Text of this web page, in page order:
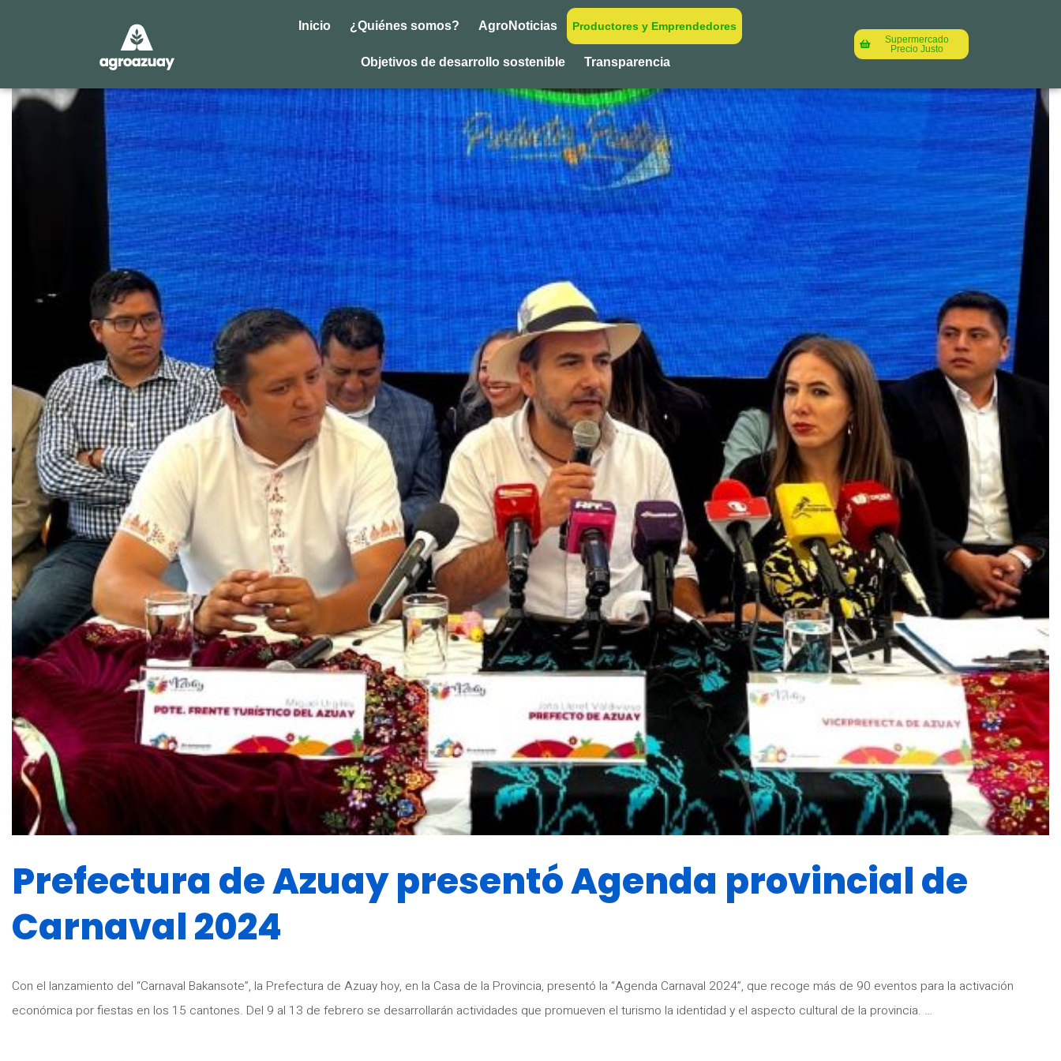
Inicio ¿Quiénes somos? AgroNoticias Productores y Emprendedores
Objetivos de desarrollo sostenible Transparencia
Supermercado
Precio Justo
Prefectura de Azuay presentó Agenda provincial de
Carnaval 2024
Con el lanzamiento del “Carnaval Bakansote”, la Prefectura de Azuay hoy, en la Casa de la Provincia, presentó la “Agenda Carnaval 2024”, que recoge más de 90 eventos para la activación
económica por fiestas en los 15 cantones. Del 9 al 13 de febrero se desarrollarán actividades que promueven el turismo la identidad y el aspecto cultural de la provincia. …